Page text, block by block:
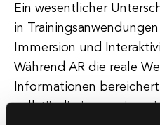
Ein wesentlicher
in
Immersion und
Während AR die reale
Informationen
vollständig immersive,